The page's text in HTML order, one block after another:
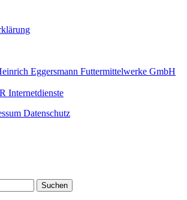
Eggersmann Futtermittelwerke GmbH
Internetdienste
Datenschutz
Suchen